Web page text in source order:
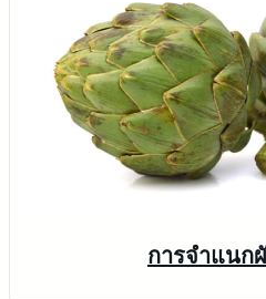
การจำแนก